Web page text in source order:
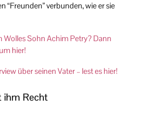
“Freunden” verbunden, wie er sie
Wolles Sohn Achim Petry? Dann
hier!
über seinen Vater – lest es hier!
ihm Recht